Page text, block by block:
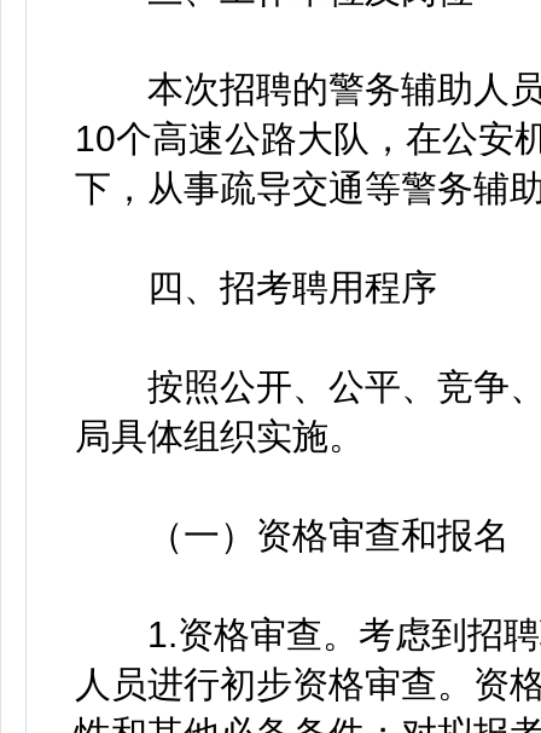
本次招聘的警务辅助人员
10个高速公路大队，在公安
下，从事疏导交通等警务辅
四、招考聘用程序
按照公开、公平、竞争、
局具体组织实施。
（一）资格审查和报名
1.资格审查。考虑到招聘
人员进行初步资格审查。资